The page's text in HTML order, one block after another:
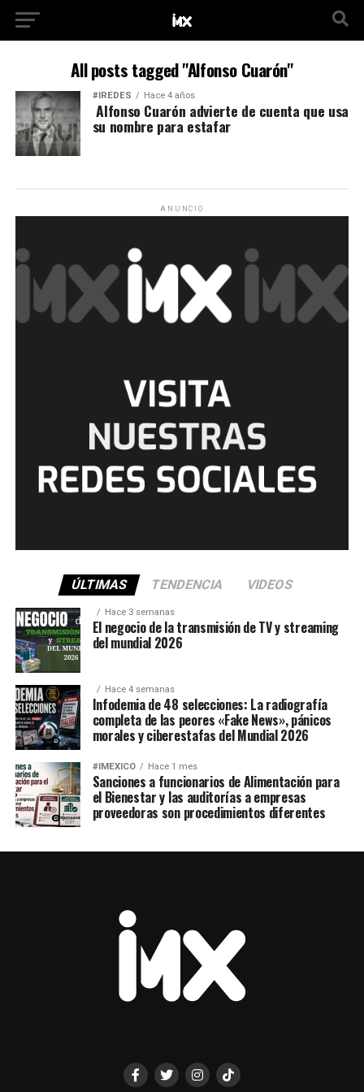
All posts tagged "Alfonso Cuarón"
#IREDES Hace 4 años
Alfonso Cuarón advierte de cuenta que usa
su nombre para estafar
ANUNCIO
ÚLTIMAS TENDENCIA VIDEOS
Hace 3 semanas
El negocio de la transmisión de TV y streaming
del mundial 2026
Hace 4 semanas
Infodemia de 48 selecciones: La radiografía
completa de las peores «Fake News», pánicos
morales y ciberestafas del Mundial 2026
#IMEXICO Hace 1 mes
Sanciones a funcionarios de Alimentación para
el Bienestar y las auditorías a empresas
proveedoras son procedimientos diferentes